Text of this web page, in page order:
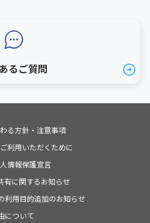
るご質問
る方針・注意事項
利用いただくために
情報保護宣言
有に関するお知らせ
利用目的追加のお知らせ
について